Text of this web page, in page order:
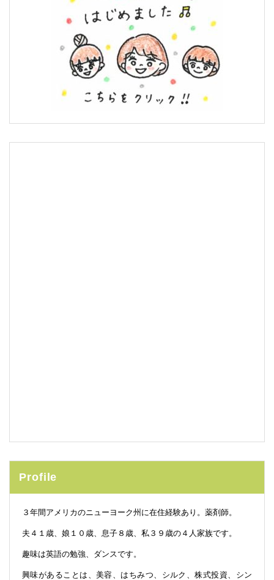
Profile
３年間アメリカのニューヨーク州に在住経験あり。薬剤師。
夫４１歳、娘１０歳、息子８歳、私３９歳の４人家族です。
趣味は英語の勉強、ダンスです。
興味があることは、美容、はちみつ、シルク、株式投資、シン